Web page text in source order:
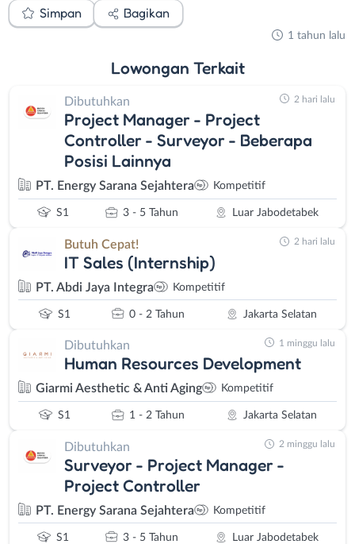
Simpan Bagikan
1 tahun lalu
Lowongan Terkait
Dibutuhkan
Project Manager - Project
Controller - Surveyor - Beberapa
Posisi Lainnya
PT. Energy Sarana Sejahtera Kompetitif
S1 3 - 5 Tahun Luar Jabodetabek
2 hari lalu
Butuh Cepat!
IT Sales (Internship)
PT. Abdi Jaya Integra Kompetitif
S1 0 - 2 Tahun Jakarta Selatan
2 hari lalu
Dibutuhkan
Human Resources Development
Giarmi Aesthetic & Anti Aging Kompetitif
S1 1 - 2 Tahun Jakarta Selatan
1 minggu lalu
Dibutuhkan
Surveyor - Project Manager -
Project Controller
PT. Energy Sarana Sejahtera Kompetitif
S1 3 - 5 Tahun Luar Jabodetabek
2 minggu lalu